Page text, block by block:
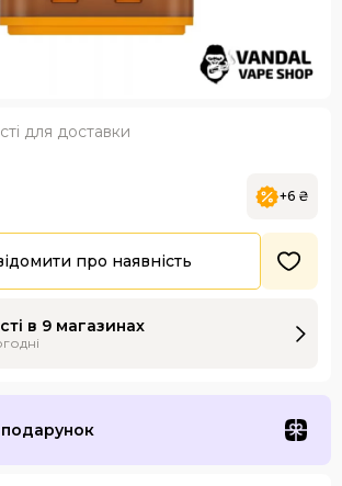
для доставки
+6 ₴
про наявність
в 9 магазинах